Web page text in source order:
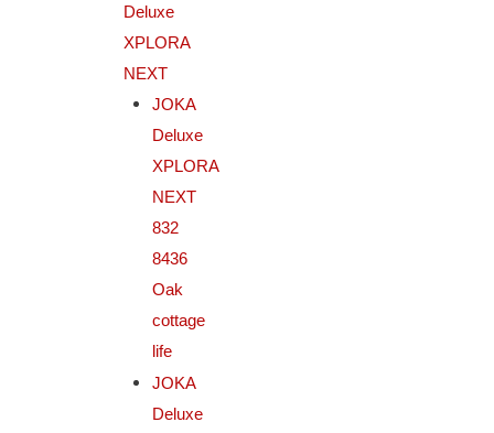
Deluxe
XPLORA
NEXT
JOKA
Deluxe
XPLORA
NEXT
832
8436
Oak
cottage
life
JOKA
Deluxe